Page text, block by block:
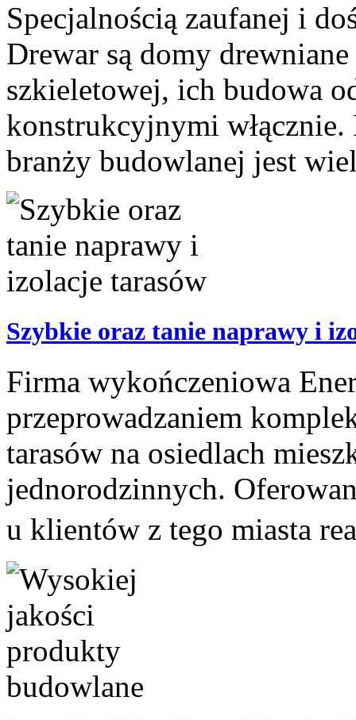
Specjalnością zaufanej i
Drewar są domy
szkieletowej, ich budowa
konstrukcyjnymi
branży budowlanej jest
Szybkie oraz tanie naprawy i
Firma wykończeniowa
przeprowadzaniem
tarasów na osiedlach
jednorodzinnych.
u klientów z tego miasta